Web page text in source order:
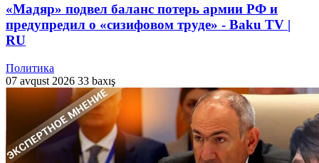
«Мадяр» подвел баланс потерь армии РФ и
предупредил о «сизифовом труде» - Baku TV |
RU
Политика
07 avqust 2026 33 baxış